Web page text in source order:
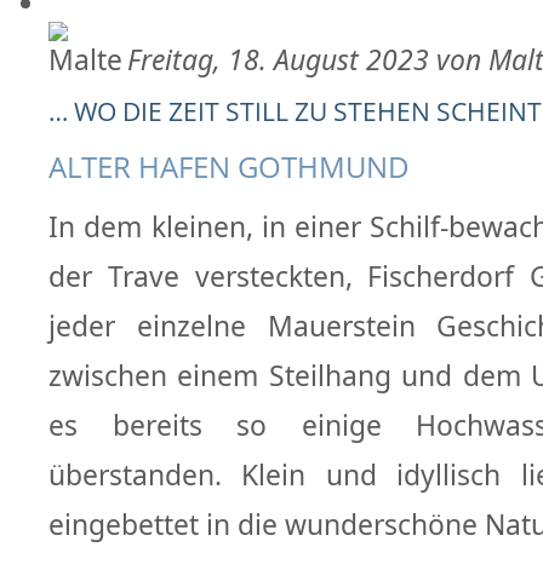
Freitag, 18. August 2023 von
… WO DIE ZEIT STILL ZU STEHEN
ALTER HAFEN GOTHMUND
In dem kleinen, in einer Schilf-
der Trave versteckten, Fischerdorf
jeder einzelne Mauerstein
zwischen einem Steilhang und dem
es bereits so einige
überstanden. Klein und idyllisch
eingebettet in die wunderschöne